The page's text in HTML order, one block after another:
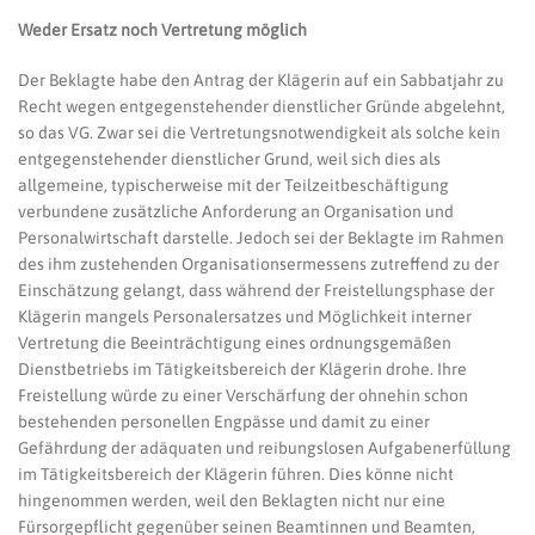
Weder Ersatz noch Vertretung möglich
Der Beklagte habe den Antrag der Klägerin auf ein Sabbatjahr zu
Recht wegen entgegenstehender dienstlicher Gründe abgelehnt,
so das VG. Zwar sei die Vertretungsnotwendigkeit als solche kein
entgegenstehender dienstlicher Grund, weil sich dies als
allgemeine, typischerweise mit der Teilzeitbeschäftigung
verbundene zusätzliche Anforderung an Organisation und
Personalwirtschaft darstelle. Jedoch sei der Beklagte im Rahmen
des ihm zustehenden Organisationsermessens zutreffend zu der
Einschätzung gelangt, dass während der Freistellungsphase der
Klägerin mangels Personalersatzes und Möglichkeit interner
Vertretung die Beeinträchtigung eines ordnungsgemäßen
Dienstbetriebs im Tätigkeitsbereich der Klägerin drohe. Ihre
Freistellung würde zu einer Verschärfung der ohnehin schon
bestehenden personellen Engpässe und damit zu einer
Gefährdung der adäquaten und reibungslosen Aufgabenerfüllung
im Tätigkeitsbereich der Klägerin führen. Dies könne nicht
hingenommen werden, weil den Beklagten nicht nur eine
Fürsorgepflicht gegenüber seinen Beamtinnen und Beamten,